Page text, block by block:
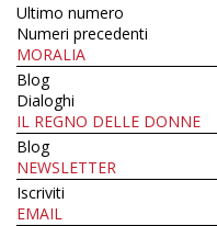
Ultimo numero
Numeri precedenti
MORALIA
Blog
Dialoghi
IL REGNO DELLE DONNE
Blog
NEWSLETTER
Iscriviti
EMAIL